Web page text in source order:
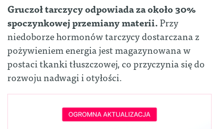
Gruczoł tarczycy odpowiada za około 30%
spoczynkowej przemiany materii.Przy
niedoborze hormonów tarczycy dostarczana z
pożywieniem energia jest magazynowana w
postaci tkanki tłuszczowej, co przyczynia się do
rozwoju nadwagi i otyłości.